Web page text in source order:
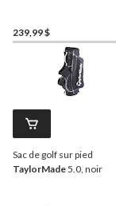
239,99 $
Sac de golf sur pied
TaylorMade5.0, noir